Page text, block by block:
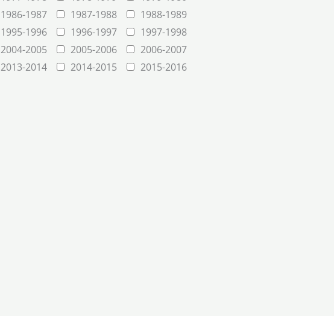
1986-1987 1987-1988
1988-1989
1995-1996 1996-1997
1997-1998
2004-2005 2005-2006
2006-2007
2013-2014 2014-2015
2015-2016